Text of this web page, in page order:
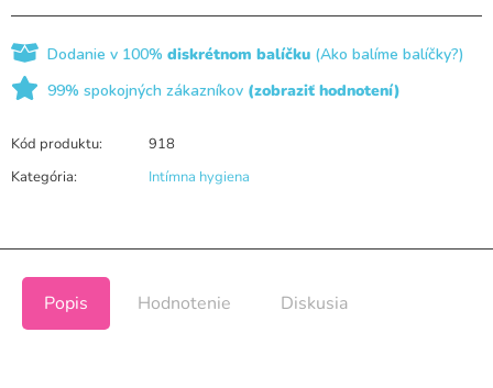
Dodanie v 100% diskrétnom balíčku (Ako balíme balíčky?)
99% spokojných zákazníkov (zobraziť hodnotení)
Kód produktu:
918
Kategória: Intímna hygiena
Popis Hodnotenie Diskusia